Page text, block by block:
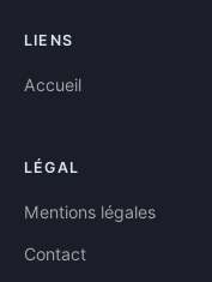
LIENS
Accueil
LÉGAL
Mentions légales
Contact